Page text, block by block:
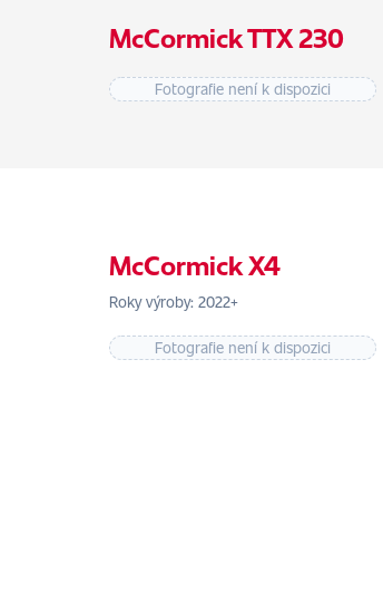
McCormick TTX 230
Fotografie není k dispozici
McCormick X4
Roky výroby: 2022+
Fotografie není k dispozici